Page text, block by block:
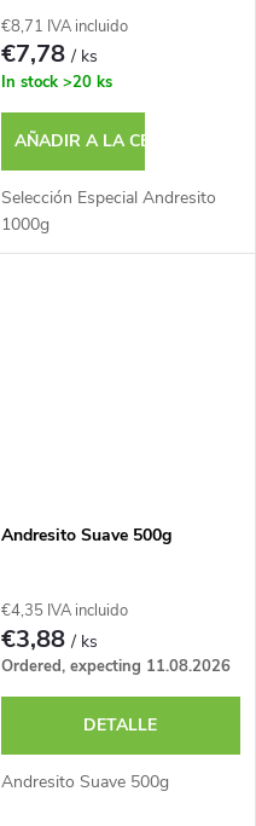
€8,71 IVA incluido
€7,78/ ks
In stock >20 ks
AÑADIR A LA CESTA
Selección Especial Andresito
1000g
Andresito Suave 500g
€4,35 IVA incluido
€3,88/ ks
Ordered, expecting 11.08.2026
DETALLE
Andresito Suave 500g